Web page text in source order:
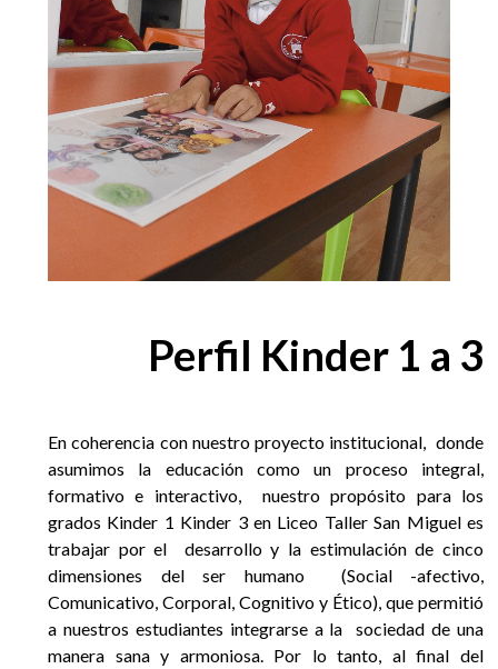
Perfil Kinder 1 a 3
En coherencia con nuestro proyecto institucional, donde
asumimos la educación como un proceso integral,
formativo e interactivo, nuestro propósito para los
grados Kinder 1 Kinder 3 en Liceo Taller San Miguel es
trabajar por el desarrollo y la estimulación de cinco
dimensiones del ser humano (Social -afectivo,
Comunicativo, Corporal, Cognitivo y Ético), que permitió
a nuestros estudiantes integrarse a la sociedad de una
manera sana y armoniosa. Por lo tanto, al final del